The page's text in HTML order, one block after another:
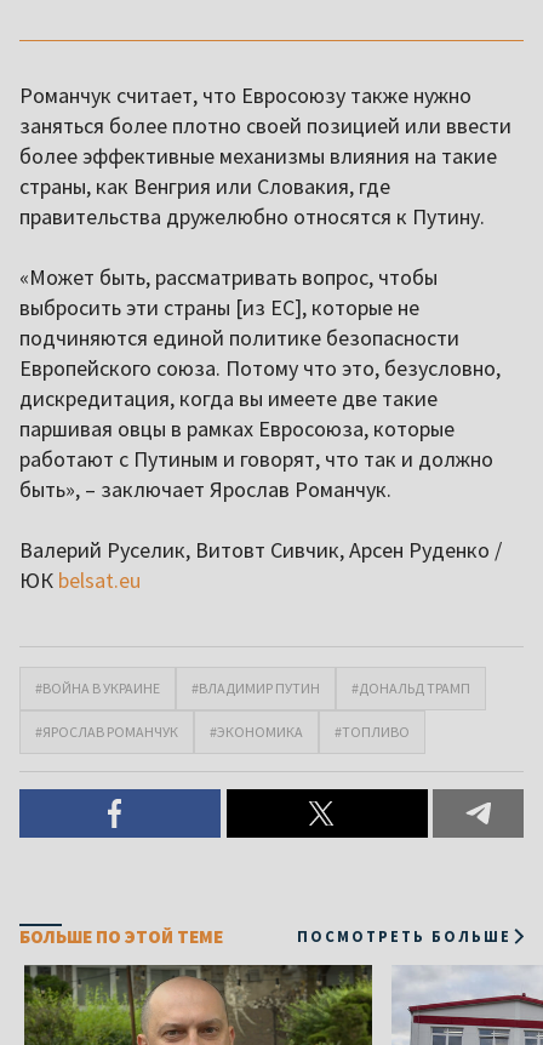
Романчук считает, что Евросоюзу также нужно
заняться более плотно своей позицией или ввести
более эффективные механизмы влияния на такие
страны, как Венгрия или Словакия, где
правительства дружелюбно относятся к Путину.
«Может быть, рассматривать вопрос, чтобы
выбросить эти страны [из ЕС], которые не
подчиняются единой политике безопасности
Европейского союза. Потому что это, безусловно,
дискредитация, когда вы имеете две такие
паршивая овцы в рамках Евросоюза, которые
работают с Путиным и говорят, что так и должно
быть», – заключает Ярослав Романчук.
Валерий Руселик, Витовт Сивчик, Арсен Руденко /
ЮК belsat.eu
#ВОЙНА В УКРАИНЕ #ВЛАДИМИР ПУТИН #ДОНАЛЬД ТРАМП
#ЯРОСЛАВ РОМАНЧУК #ЭКОНОМИКА #ТОПЛИВО
БОЛЬШЕ ПО ЭТОЙ ТЕМЕ ПОСМОТРЕТЬ БОЛЬШЕ